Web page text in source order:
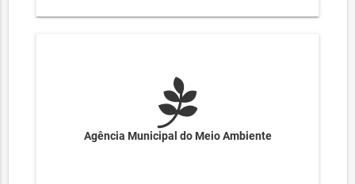
Agência Municipal do Meio Ambiente